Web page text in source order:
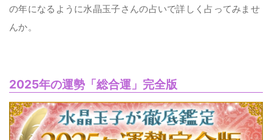
の年になるように水晶玉子さんの占いで詳しく占ってみませ
んか。
2025年の運勢「総合運」完全版